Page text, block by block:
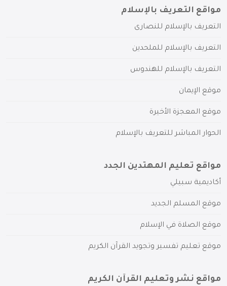
مواقع التعريف بالإسلام
التعريف بالإسلام للنصارى
التعريف بالإسلام للملحدين
التعريف بالإسلام للهندوس
موقع الإيمان
موقع المعجزة الأخيرة
الحوار المباشر للتعريف بالإسلام
مواقع تعليم المهتدين الجدد
أكاديمية سبيلي
موقع المسلم الجديد
موقع الصلاة في الإسلام
موقع تعليم تفسير وتجويد القرآن الكريم
مواقع نشر وتعليم القرآن الكريم